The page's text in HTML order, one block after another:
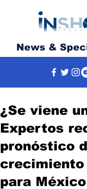
News &
¿Se viene
Expertos
pronóstico
crecimiento
para